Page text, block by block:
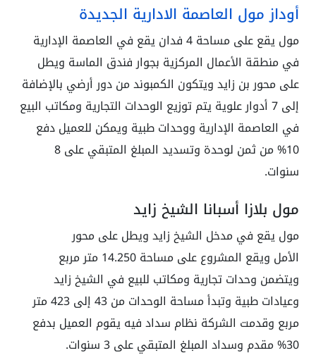
أوداز مول العاصمة الادارية الجديدة
مول يقع على مساحة 4 فدان يقع في العاصمة الإدارية
في منطقة الأعمال المركزية بجوار فندق الماسة ويطل
على محور بن زايد ويتكون الكمبوند من دور أرضي بالإضافة
إلى 7 أدوار علوية يتم توزيع الوحدات التجارية ومكاتب البيع
في العاصمة الإدارية ووحدات طبية ويمكن للعميل دفع
10% من ثمن لوحدة وتسديد المبلغ المتبقي على 8
سنوات.
مول بلازا أسبانا الشيخ زايد
مول يقع في مدخل الشيخ زايد ويطل على محور
الأمل ويقع المشروع على مساحة 14.250 متر مربع
ويتضمن وحدات تجارية ومكاتب للبيع في الشيخ زايد
وعيادات طبية وتبدأ مساحة الوحدات من 43 إلى 423 متر
مربع وقدمت الشركة نظام سداد فيه يقوم العميل بدفع
30% مقدم وسداد المبلغ المتبقي على 3 سنوات.